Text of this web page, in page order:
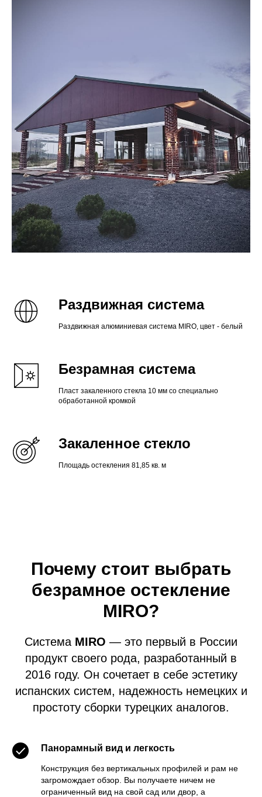
Раздвижная система
Раздвижная алюминиевая система MIRO, цвет - белый
Безрамная система
Пласт закаленного стекла 10 мм со специально
обработанной кромкой
Закаленное стекло
Площадь остекления 81,85 кв. м
Почему стоит выбрать
безрамное остекление
MIRO?
Система MIRO — это первый в России
продукт своего рода, разработанный в
2016 году. Он сочетает в себе эстетику
испанских систем, надежность немецких и
простоту сборки турецких аналогов.
Панорамный вид и легкость
Конструкция без вертикальных профилей и рам не
загромождает обзор. Вы получаете ничем не
ограниченный вид на свой сад или двор, а